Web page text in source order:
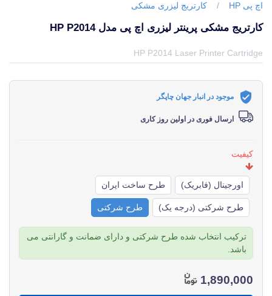
اچ پی HP / کارتریج لیزری مشکی
کارتریج مشکی پرینتر لیزری اچ پی مدل HP P2014
HP P2014 Laser Printer Cartridge
موجود در انبار جهان چاپگر
ارسال فوری در اولین روز کاری
کیفیت
اورجینال (فابریک) طرح ساخت ایران
طرح شرکتی (درجه یک) طرح شرکتی
ترکیب انتخاب شده طرح شرکتی و دارای ضمانت و گارانتی می
باشد.
1,890,000